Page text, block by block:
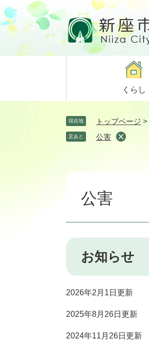
ペ
ー
ジ
メ
ニ
ュ
て
くらし
現在地 トップページ >
足あと 公害
公害
お知らせ
2026年2月1日更新
2025年8月26日更新
2024年11月26日更新